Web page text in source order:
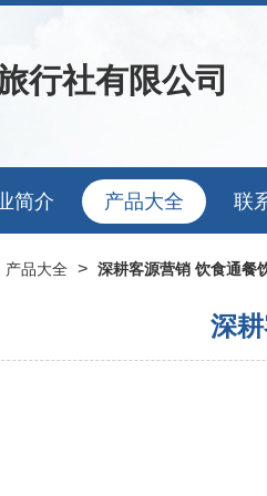
行社有限公司
简介 产品大全 联
产品大全 > 深耕客源营销 饮食通餐
深